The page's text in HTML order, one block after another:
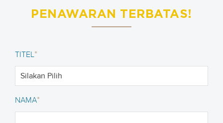
PENAWARAN TERBATAS!
TITEL*
NAMA*